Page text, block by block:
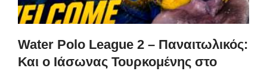
Water Polo League 2 – Παναιτωλικός:
Και ο Ιάσωνας Τουρκομένης στο